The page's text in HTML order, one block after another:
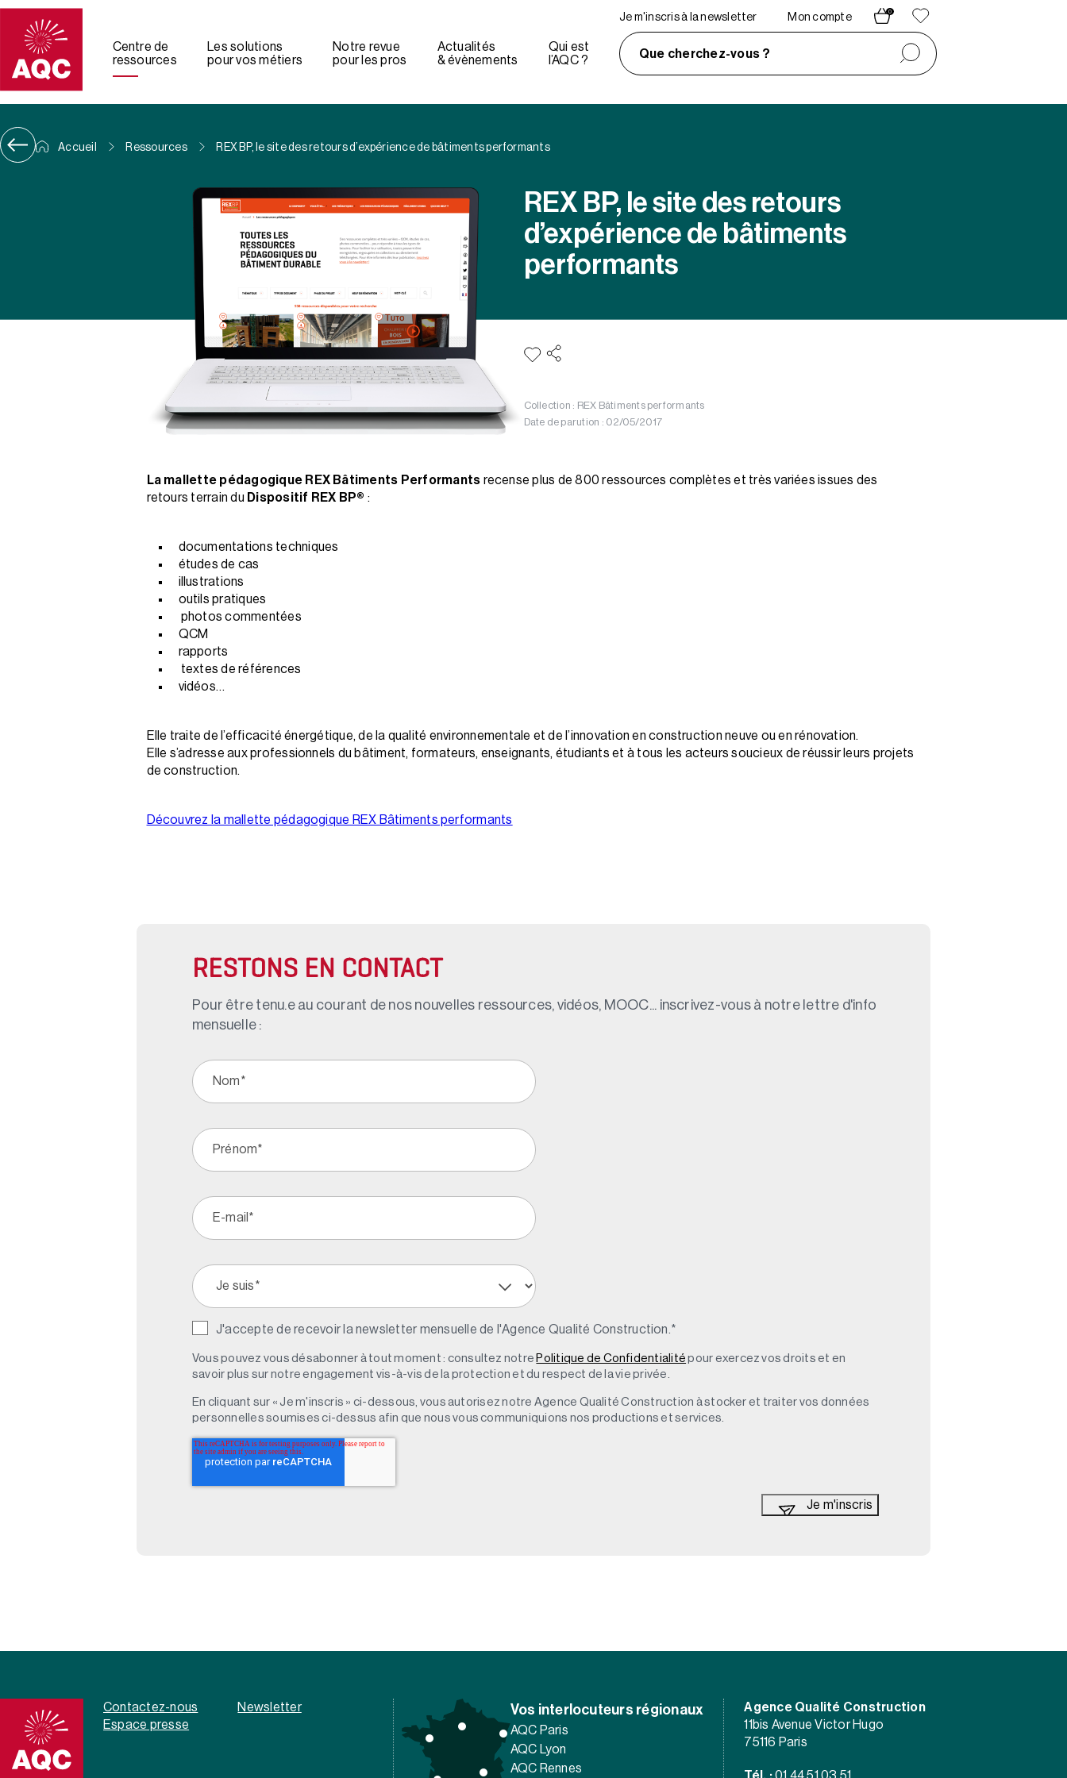
Panneau de gestion des cookies
Centre de
ressources
Les solutions
pour vos métiers
Notre revue
pour les pros
Actualités
& évènements
Qui est
l’AQC ?
Je m'inscris à la newsletter Mon compte
0
Que cherchez-vous ?
Accueil Ressources REX BP, le site des retours d’expérience de bâtiments performants
REX BP, le site des retours
d’expérience de bâtiments
performants
Collection : REX Bâtiments performants
Date de parution : 02/05/2017
La mallette pédagogique REX Bâtiments Performants recense plus de 800 ressources complètes et très variées issues des
retours terrain du Dispositif REX BP® :
documentations techniques
études de cas
illustrations
outils pratiques
photos commentées
QCM
rapports
textes de références
vidéos…
Elle traite de l’efficacité énergétique, de la qualité environnementale et de l’innovation en construction neuve ou en rénovation.
Elle s’adresse aux professionnels du bâtiment, formateurs, enseignants, étudiants et à tous les acteurs soucieux de réussir leurs projets
de construction.
Découvrez la mallette pédagogique REX Bâtiments performants
RESTONS EN CONTACT
Pour être tenu.e au courant de nos nouvelles ressources, vidéos, MOOC... inscrivez-vous à notre lettre d'info
mensuelle :
J'accepte de recevoir la newsletter mensuelle de l'Agence Qualité Construction.*
Vous pouvez vous désabonner à tout moment : consultez notre Politique de Confidentialité pour exercez vos droits et en
savoir plus sur notre engagement vis-à-vis de la protection et du respect de la vie privée.
En cliquant sur « Je m'inscris » ci-dessous, vous autorisez notre Agence Qualité Construction à stocker et traiter vos données
personnelles soumises ci-dessus afin que nous vous communiquions nos productions et services.
Contactez-nous
Newsletter
Espace presse
Vos interlocuteurs régionaux
AQC Paris
AQC Lyon
AQC Rennes
Agence Qualité Construction
11bis Avenue Victor Hugo
75116 Paris